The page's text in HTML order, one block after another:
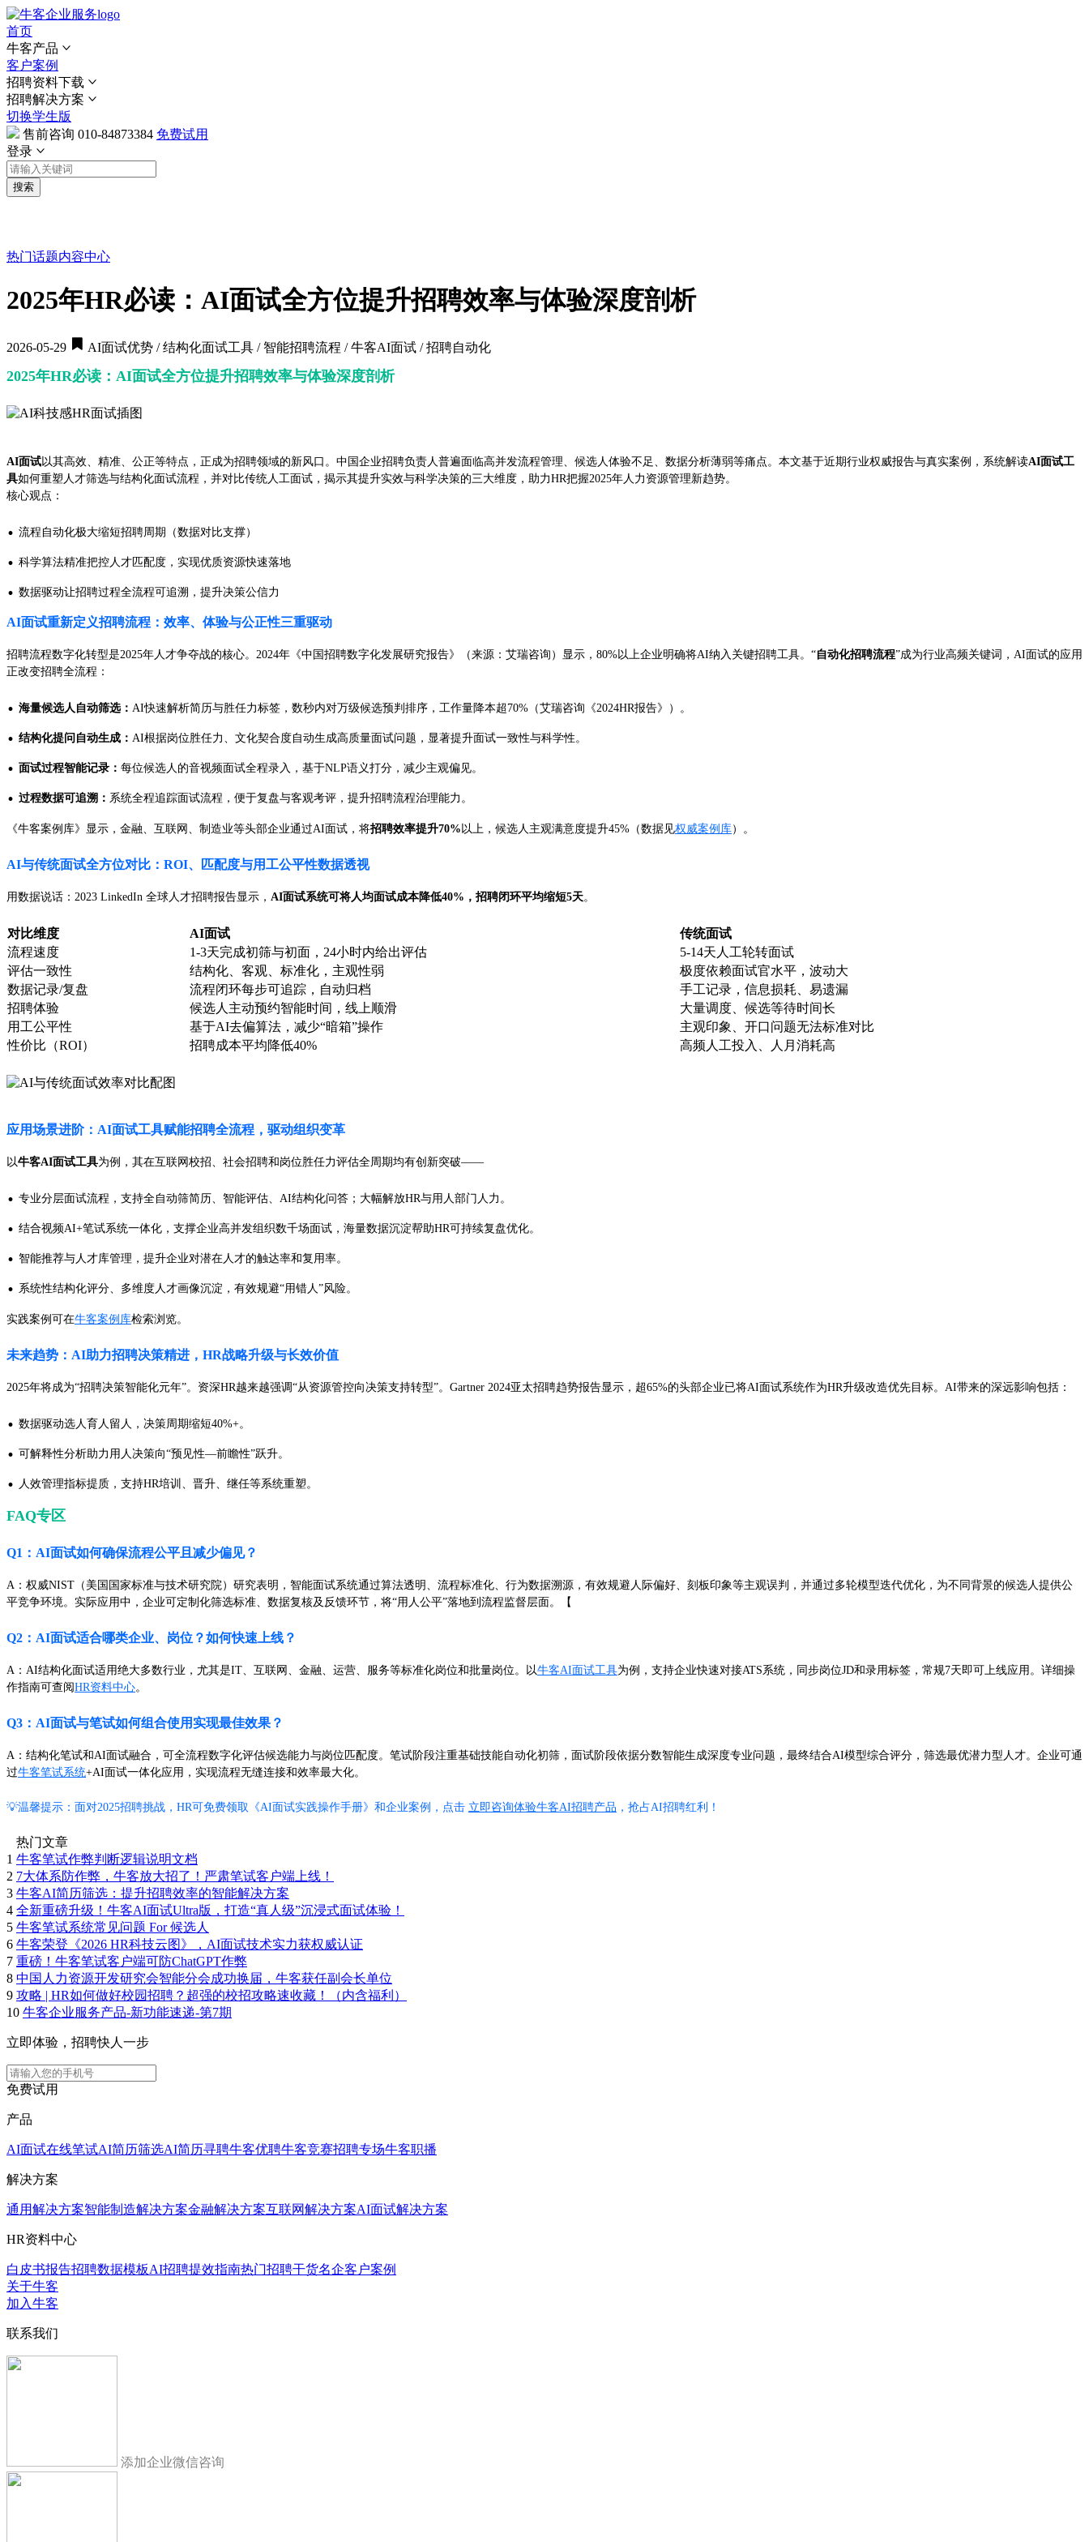
首页
牛客产品
客户案例
招聘资料下载
招聘解决方案
切换学生版
售前咨询 010-84873384 免费试用
登录
搜索
热门话题内容中心
2025年HR必读：AI面试全方位提升招聘效率与体验深度剖析
2026-05-29 AI面试优势 / 结构化面试工具 / 智能招聘流程 / 牛客AI面试 / 招聘自动化
2025年HR必读：AI面试全方位提升招聘效率与体验深度剖析
AI面试以其高效、精准、公正等特点，正成为招聘领域的新风口。中国企业招聘负责人普遍面临高并发流程管理、候选人体验不足、数据分析薄弱等痛点。本文基于近期行业权威报告与真实案例，系统解读AI面试工
具如何重塑人才筛选与结构化面试流程，并对比传统人工面试，揭示其提升实效与科学决策的三大维度，助力HR把握2025年人力资源管理新趋势。
核心观点：
· 流程自动化极大缩短招聘周期（数据对比支撑）
· 科学算法精准把控人才匹配度，实现优质资源快速落地
· 数据驱动让招聘过程全流程可追溯，提升决策公信力
AI面试重新定义招聘流程：效率、体验与公正性三重驱动
招聘流程数字化转型是2025年人才争夺战的核心。2024年《中国招聘数字化发展研究报告》（来源：艾瑞咨询）显示，80%以上企业明确将AI纳入关键招聘工具。“自动化招聘流程”成为行业高频关键词，AI面试的应用
正改变招聘全流程：
· 海量候选人自动筛选： AI快速解析简历与胜任力标签，数秒内对万级候选预判排序，工作量降本超70%（艾瑞咨询《2024HR报告》）。
· 结构化提问自动生成： AI根据岗位胜任力、文化契合度自动生成高质量面试问题，显著提升面试一致性与科学性。
· 面试过程智能记录： 每位候选人的音视频面试全程录入，基于NLP语义打分，减少主观偏见。
· 过程数据可追溯： 系统全程追踪面试流程，便于复盘与客观考评，提升招聘流程治理能力。
《牛客案例库》显示，金融、互联网、制造业等头部企业通过AI面试，将招聘效率提升70%以上，候选人主观满意度提升45%（数据见权威案例库）。
AI与传统面试全方位对比：ROI、匹配度与用工公平性数据透视
用数据说话：2023 LinkedIn 全球人才招聘报告显示， AI面试系统可将人均面试成本降低40%，招聘闭环平均缩短5天。
对比维度 AI面试
传统面试
流程速度
1-3天完成初筛与初面，24小时内给出评估
5-14天人工轮转面试
评估一致性
结构化、客观、标准化，主观性弱
极度依赖面试官水平，波动大
数据记录/复盘
流程闭环每步可追踪，自动归档
手工记录，信息损耗、易遗漏
招聘体验
候选人主动预约智能时间，线上顺滑
大量调度、候选等待时间长
用工公平性
基于AI去偏算法，减少“暗箱”操作
主观印象、开口问题无法标准对比
性价比（ROI）
招聘成本平均降低40% 高频人工投入、人月消耗高
应用场景进阶：AI面试工具赋能招聘全流程，驱动组织变革
以牛客AI面试工具为例，其在互联网校招、社会招聘和岗位胜任力评估全周期均有创新突破——
· 专业分层面试流程，支持全自动筛简历、智能评估、AI结构化问答；大幅解放HR与用人部门人力。
· 结合视频AI+笔试系统一体化，支撑企业高并发组织数千场面试，海量数据沉淀帮助HR可持续复盘优化。
· 智能推荐与人才库管理，提升企业对潜在人才的触达率和复用率。
· 系统性结构化评分、多维度人才画像沉淀，有效规避“用错人”风险。
实践案例可在牛客案例库检索浏览。
未来趋势：AI助力招聘决策精进，HR战略升级与长效价值
2025年将成为“招聘决策智能化元年”。资深HR越来越强调“从资源管控向决策支持转型”。Gartner 2024亚太招聘趋势报告显示，超65%的头部企业已将AI面试系统作为HR升级改造优先目标。AI带来的深远影响包括：
· 数据驱动选人育人留人，决策周期缩短40%+。
· 可解释性分析助力用人决策向“预见性—前瞻性”跃升。
· 人效管理指标提质，支持HR培训、晋升、继任等系统重塑。
FAQ专区
Q1：AI面试如何确保流程公平且减少偏见？
A：权威NIST（美国国家标准与技术研究院）研究表明，智能面试系统通过算法透明、流程标准化、行为数据溯源，有效规避人际偏好、刻板印象等主观误判，并通过多轮模型迭代优化，为不同背景的候选人提供公
平竞争环境。实际应用中，企业可定制化筛选标准、数据复核及反馈环节，将“用人公平”落地到流程监督层面。【
Q2：AI面试适合哪类企业、岗位？如何快速上线？
A：AI结构化面试适用绝大多数行业，尤其是IT、互联网、金融、运营、服务等标准化岗位和批量岗位。以牛客AI面试工具为例，支持企业快速对接ATS系统，同步岗位JD和录用标签，常规7天即可上线应用。详细操
作指南可查阅HR资料中心。
Q3：AI面试与笔试如何组合使用实现最佳效果？
A：结构化笔试和AI面试融合，可全流程数字化评估候选能力与岗位匹配度。笔试阶段注重基础技能自动化初筛，面试阶段依据分数智能生成深度专业问题，最终结合AI模型综合评分，筛选最优潜力型人才。企业可通
过牛客笔试系统+AI面试一体化应用，实现流程无缝连接和效率最大化。
💡温馨提示：面对2025招聘挑战，HR可免费领取《AI面试实践操作手册》和企业案例，点击 立即咨询体验牛客AI招聘产品 ，抢占AI招聘红利！
热门文章
1 牛客笔试作弊判断逻辑说明文档
2 7大体系防作弊，牛客放大招了！严肃笔试客户端上线！
3 牛客AI简历筛选：提升招聘效率的智能解决方案
4 全新重磅升级！牛客AI面试Ultra版，打造“真人级”沉浸式面试体验！
5 牛客笔试系统常见问题 For 候选人
6 牛客荣登《2026 HR科技云图》，AI面试技术实力获权威认证
7 重磅！牛客笔试客户端可防ChatGPT作弊
8 中国人力资源开发研究会智能分会成功换届，牛客获任副会长单位
9 攻略 | HR如何做好校园招聘？超强的校招攻略速收藏！（内含福利）
10 牛客企业服务产品-新功能速递-第7期
立即体验，招聘快人一步
免费试用
产品
AI面试在线笔试AI简历筛选AI简历寻聘牛客优聘牛客竞赛招聘专场牛客职播
解决方案
通用解决方案智能制造解决方案金融解决方案互联网解决方案AI面试解决方案
HR资料中心
白皮书报告招聘数据模板AI招聘提效指南热门招聘干货名企客户案例
关于牛客
加入牛客
联系我们
添加企业微信咨询